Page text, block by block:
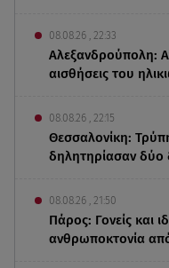
08.08.26 , 22:33
Αλεξανδρούπολη:
αισθήσεις του
08.08.26 , 22:15
Θεσσαλονίκη:
δηλητηρίασαν δύο
08.08.26 , 21:50
Πάρος: Γονείς και
ανθρωποκτονία